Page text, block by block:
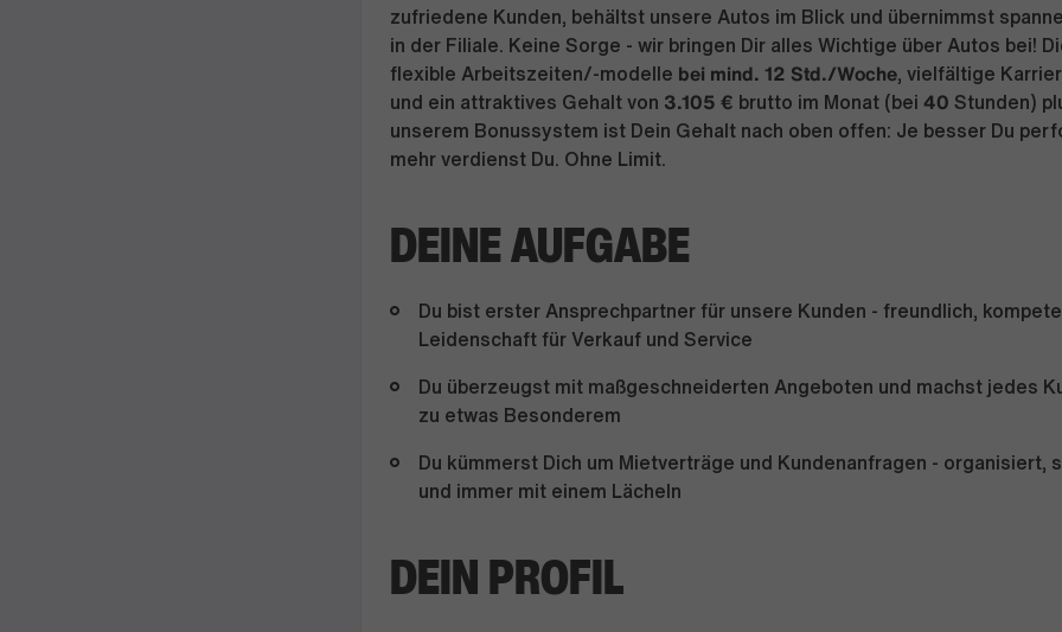
zufriedene Kunden, behältst unsere Autos im Blick und übernimmst
in der Filiale. Keine Sorge - wir bringen Dir alles Wichtige über Autos bei!
flexible Arbeitszeiten/-modelle bei mind. 12 Std./Woche , vielfältige
und ein attraktives Gehalt von 3.105 € brutto im Monat (bei 40 Stunden)
unserem Bonussystem ist Dein Gehalt nach oben offen: Je besser Du
mehr verdienst Du. Ohne Limit.
DEINE AUFGABE
Du bist erster Ansprechpartner für unsere Kunden - freundlich,
Leidenschaft für Verkauf und Service
Du überzeugst mit maßgeschneiderten Angeboten und machst jedes
zu etwas Besonderem
Du kümmerst Dich um Mietverträge und Kundenanfragen - organisiert,
und immer mit einem Lächeln
DEIN PROFIL